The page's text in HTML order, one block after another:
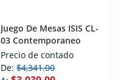
Juego De Mesas ISIS CL-
03 Contemporaneo
Precio de contado
De:$4,341.00